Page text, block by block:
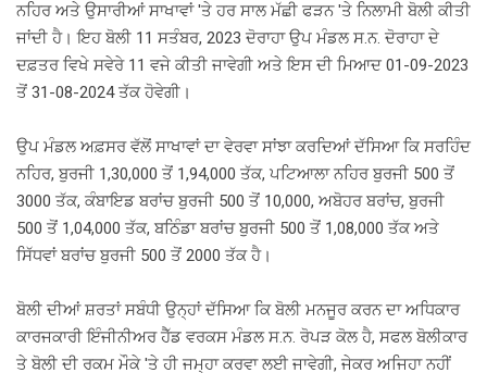
ਨਹਿਰ ਅਤੇ ਉਸਾਰੀਆਂ ਸਾਖਾਵਾਂ 'ਤੇ ਹਰ ਸਾਲ ਮੱਛੀ ਫੜਨ 'ਤੇ ਨਿਲਾਮੀ ਬੋਲੀ ਕੀਤੀ
ਜਾਂਦੀ ਹੈ। ਇਹ ਬੋਲੀ 11 ਸਤੰਬਰ, 2023 ਦੋਰਾਹਾ ਉਪ ਮੰਡਲ ਸ.ਨ. ਦੋਰਾਹਾ ਦੇ
ਦਫ਼ਤਰ ਵਿਖੇ ਸਵੇਰੇ 11 ਵਜੇ ਕੀਤੀ ਜਾਵੇਗੀ ਅਤੇ ਇਸ ਦੀ ਮਿਆਦ 01-09-2023
ਤੋਂ 31-08-2024 ਤੱਕ ਹੋਵੇਗੀ।
ਉਪ ਮੰਡਲ ਅਫ਼ਸਰ ਵੱਲੋਂ ਸਾਖਾਵਾਂ ਦਾ ਵੇਰਵਾ ਸਾਂਝਾ ਕਰਦਿਆਂ ਦੱਸਿਆ ਕਿ ਸਰਹਿੰਦ
ਨਹਿਰ, ਬੁਰਜੀ 1,30,000 ਤੋਂ 1,94,000 ਤੱਕ, ਪਟਿਆਲਾ ਨਹਿਰ ਬੁਰਜੀ 500 ਤੋਂ
3000 ਤੱਕ, ਕੰਬਾਇਡ ਬਰਾਂਚ ਬੁਰਜੀ 500 ਤੋਂ 10,000, ਅਬੋਹਰ ਬਰਾਂਚ, ਬੁਰਜੀ
500 ਤੋਂ 1,04,000 ਤੱਕ, ਬਠਿੰਡਾ ਬਰਾਂਚ ਬੁਰਜੀ 500 ਤੋਂ 1,08,000 ਤੱਕ ਅਤੇ
ਸਿੱਧਵਾਂ ਬਰਾਂਚ ਬੁਰਜੀ 500 ਤੋਂ 2000 ਤੱਕ ਹੈ।
ਬੋਲੀ ਦੀਆਂ ਸ਼ਰਤਾਂ ਸਬੰਧੀ ਉਨ੍ਹਾਂ ਦੱਸਿਆ ਕਿ ਬੋਲੀ ਮਨਜੂਰ ਕਰਨ ਦਾ ਅਧਿਕਾਰ
ਕਾਰਜਕਾਰੀ ਇੰਜੀਨੀਅਰ ਹੈੱਡ ਵਰਕਸ ਮੰਡਲ ਸ.ਨ. ਰੋਪੜ ਕੋਲ ਹੈ, ਸਫਲ ਬੋਲੀਕਾਰ
ਤੇ ਬੋਲੀ ਦੀ ਰਕਮ ਮੌਕੇ 'ਤੇ ਹੀ ਜਮ੍ਹਾ ਕਰਵਾ ਲਈ ਜਾਵੇਗੀ, ਜੇਕਰ ਅਜਿਹਾ ਨਹੀਂ